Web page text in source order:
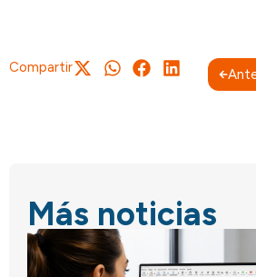
Compartir
Más noticias